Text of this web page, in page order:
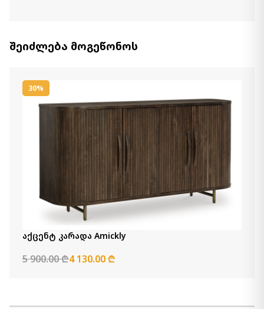
აქცენტ კარადა Cliffiings
აქცენტ კარადა Kydler
2 790.00 ₾
პატარა ჟურნალის მაგიდა
Henfield
1 420.00 ₾
990.00 ₾
Item: A4000623
წიგნების თარო Galtbury
შეიძლება მოგეწონოს
30%
აქცენტ კარადა Amickly
5 900.00 ₾4 130.00 ₾